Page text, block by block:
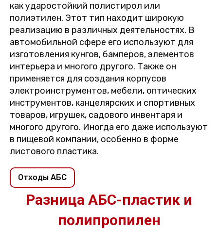
как ударостойкий полистирол или
полиэтилен. Этот тип находит широкую
реализацию в различных деятельностях. В
автомобильной сфере его используют для
изготовления кунгов, бамперов, элементов
интерьера и многого другого. Также он
применяется для создания корпусов
электроинструментов, мебели, оптических
инструментов, канцелярских и спортивных
товаров, игрушек, садового инвентаря и
многого другого. Иногда его даже используют
в пищевой компании, особенно в форме
листового пластика.
Отходы АБС
Разница АБС-пластик и
полипропилен